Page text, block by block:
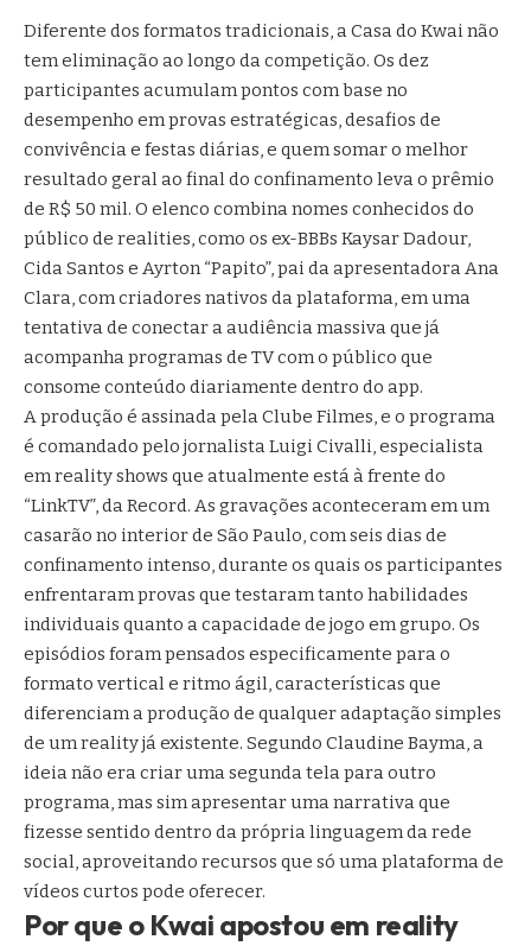
Diferente dos formatos tradicionais, a Casa do Kwai não
tem eliminação ao longo da competição. Os dez
participantes acumulam pontos com base no
desempenho em provas estratégicas, desafios de
convivência e festas diárias, e quem somar o melhor
resultado geral ao final do confinamento leva o prêmio
de R$ 50 mil. O elenco combina nomes conhecidos do
público de realities, como os ex-BBBs Kaysar Dadour,
Cida Santos e Ayrton “Papito”, pai da apresentadora Ana
Clara, com criadores nativos da plataforma, em uma
tentativa de conectar a audiência massiva que já
acompanha programas de TV com o público que
consome conteúdo diariamente dentro do app.
A produção é assinada pela Clube Filmes, e o programa
é comandado pelo jornalista Luigi Civalli, especialista
em reality shows que atualmente está à frente do
“LinkTV”, da Record. As gravações aconteceram em um
casarão no interior de São Paulo, com seis dias de
confinamento intenso, durante os quais os participantes
enfrentaram provas que testaram tanto habilidades
individuais quanto a capacidade de jogo em grupo. Os
episódios foram pensados especificamente para o
formato vertical e ritmo ágil, características que
diferenciam a produção de qualquer adaptação simples
de um reality já existente. Segundo Claudine Bayma, a
ideia não era criar uma segunda tela para outro
programa, mas sim apresentar uma narrativa que
fizesse sentido dentro da própria linguagem da rede
social, aproveitando recursos que só uma plataforma de
vídeos curtos pode oferecer.
Por que o Kwai apostou em reality